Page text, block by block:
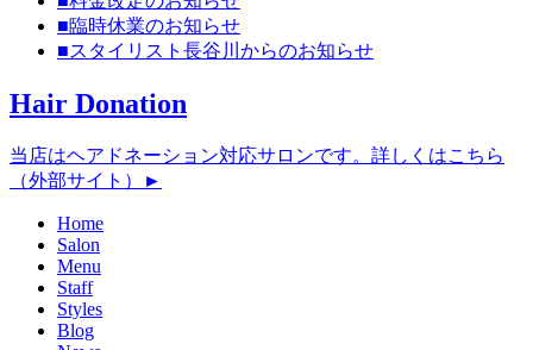
■臨時休業のお知らせ
■スタイリスト長谷川からのお知らせ
Hair Donation
当店はヘアドネーション対応サロンです。詳しくはこちら
（外部サイト）►︎
Home
Salon
Menu
Staff
Styles
Blog